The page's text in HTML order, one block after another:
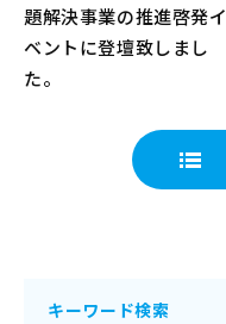
題解決事業の推進啓発イ
ベントに登壇致しまし
た。
キーワード検索